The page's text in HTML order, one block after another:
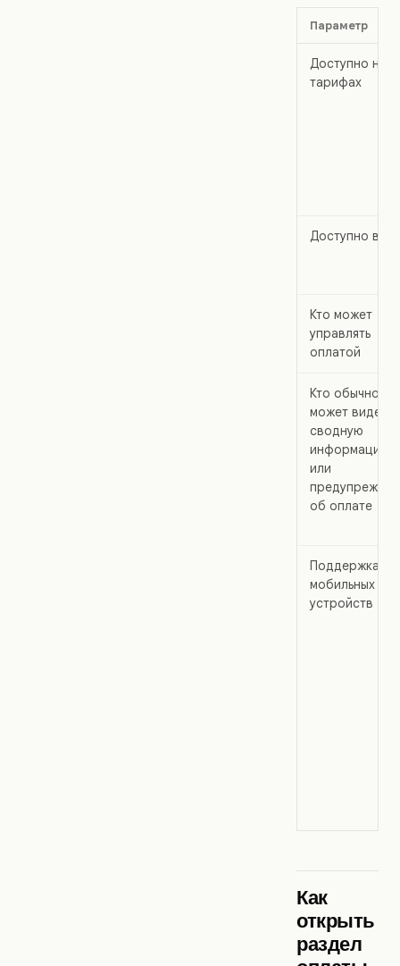
Параметр
Доступно на
тарифах
Доступно в
Кто может
управлять
оплатой
Кто обычно
может видеть
сводную
информацию
или
об оплате
Поддержка
мобильных
устройств
Как
открыть
раздел